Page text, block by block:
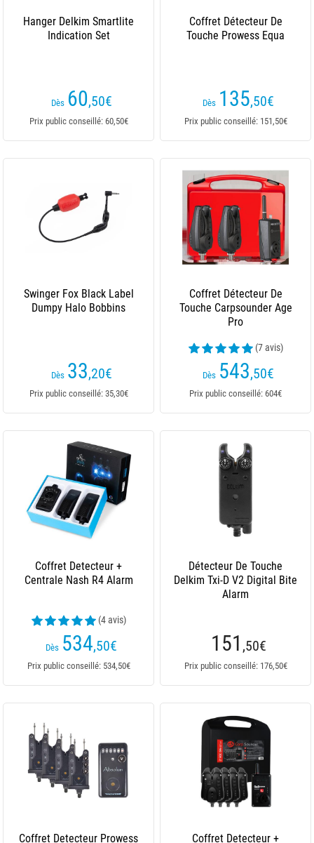
Hanger Delkim Smartlite
Indication Set
Dès 60,50€
Prix public conseillé: 60,50€
Coffret Détecteur De
Touche Prowess Equa
Dès 135,50€
Prix public conseillé: 151,50€
Swinger Fox Black Label
Dumpy Halo Bobbins
Dès 33,20€
Prix public conseillé: 35,30€
Coffret Détecteur De
Touche Carpsounder Age
Pro
(7 avis)
Dès 543,50€
Prix public conseillé: 604€
Coffret Detecteur +
Centrale Nash R4 Alarm
(4 avis)
Dès 534,50€
Prix public conseillé: 534,50€
Détecteur De Touche
Delkim Txi-D V2 Digital Bite
Alarm
151 ,50€
Prix public conseillé: 176,50€
Coffret Detecteur Prowess Coffret Detecteur +